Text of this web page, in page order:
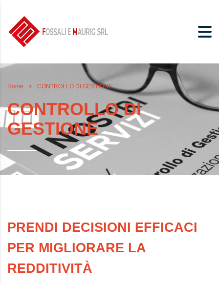
Home CONTROLLO DI GESTIONE
CONTROLLO DI
GESTIONE
PRENDI DECISIONI EFFICACI
PER MIGLIORARE LA
REDDITIVITÀ